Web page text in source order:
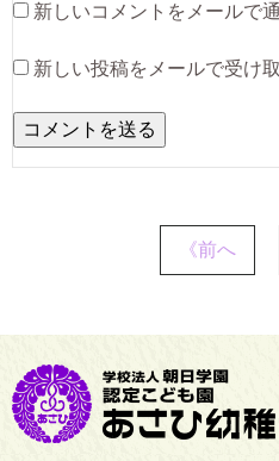
新しいコメントをメールで
新しい投稿をメールで受け
《前へ